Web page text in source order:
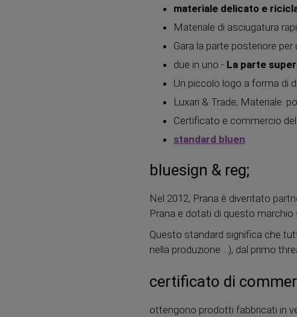
materiale delicato e
Materiale di asciugatura
Gara la parte posteriore
due in uno - La parte
Un piccolo logo a forma di
Luxari & Trade; Materiale:
Certificato e commercio
standard bluen
bluesign & reg;
Nel 2012, Prana è diventato
Prana e dotati di questo
Questo standard significa che
nella produzione ...), dal primo
certificato di
ottengono prodotti fabbricati in